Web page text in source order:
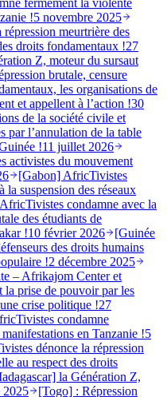
fermement la violente
!5 novembre 2025
meurtrière des
droits fondamentaux !27
Z, moteur du sursaut
brutale, censure
les organisations de
et appellent à l’action !30
de la société civile et
par l’annulation de la table
!11 juillet 2026
activistes du mouvement
[Gabon] AfricTivistes
suspension des réseaux
condamne avec la
des étudiants de
!10 février 2026
[Guinée
des droits humains
!2 décembre 2025
– Afrikajom Center et
prise de pouvoir par les
crise politique !27
condamne
en Tanzanie !5
dénonce la répression
au respect des droits
la Génération Z,
2025
[Togo] : Répression